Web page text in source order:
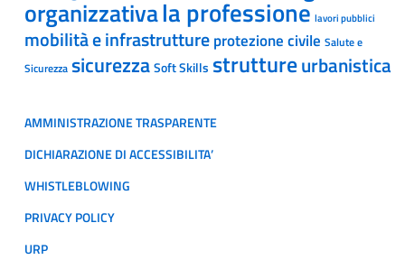
organizzativala professione lavori pubblici
mobilità e infrastruttureprotezione civile Salute e
Sicurezza sicurezzaSoft Skills struttureurbanistica
AMMINISTRAZIONE TRASPARENTE
DICHIARAZIONE DI ACCESSIBILITA’
WHISTLEBLOWING
PRIVACY POLICY
URP